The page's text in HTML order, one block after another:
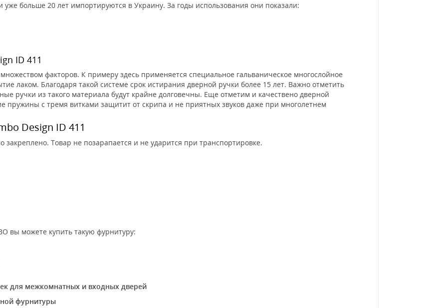
больше 20 лет импортируются в Украину. За годы использования они показали:
ID 411
факторов. К примеру здесь применяется специальное гальваническое многослойное
лаком. Благодаря такой системе срок истирания дверной ручки более 15 лет. Важно отметить
ручки из такого материала будут крайне долговечны. Еще отметим и качествено дверной
пружины с тремя витками защитит от скрипа и не приятных звуков даже при многолетнем
Design ID 411
закреплено. Товар не позарапается и не ударится при транспортировке.
вы можете купить такую фурнитуру:
для межкомнатных и входных дверей
фурнитуры